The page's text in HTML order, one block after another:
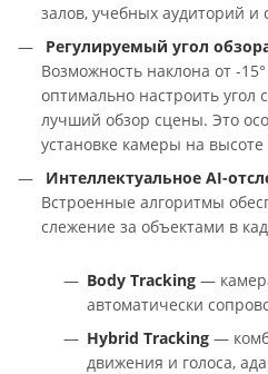
залов, учебных аудиторий и
Регулируемый угол
Возможность наклона от -
оптимально настроить угол
лучший обзор сцены. Это
установке камеры на
Интеллектуальное AI-
Встроенные алгоритмы
слежение за объектами в
Body Tracking —
автоматически
Hybrid Tracking —
движения и голоса,